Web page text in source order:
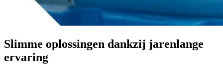
Slimme oplossingen dankzij jarenlange
ervaring